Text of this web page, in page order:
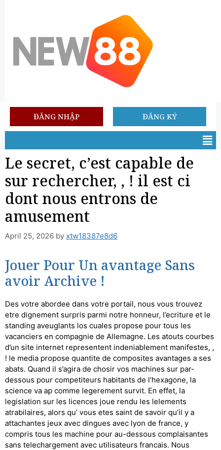
ĐĂNG NHẬP ĐĂNG KÝ
Le secret, c’est capable de
sur rechercher, , ! il est ci
dont nous entrons de
amusement
April 25, 2026 by xtw18387e8d6
Jouer Pour Un avantage Sans
avoir Archive !
Des votre abordee dans votre portail, nous vous trouvez
etre dignement surpris parmi notre honneur, l’ecriture et le
standing aveuglants los cuales propose pour tous les
vacanciers en compagnie de Allemagne. Les atouts courbes
d’un site internet representent indeniablement manifestes, ,
! le media propose quantite de composites avantages a ses
abats. Quand il s’agira de chosir vos machines sur par-
dessous pour competiteurs habitants de l’hexagone, la
science va ap comme legerement survit. En effet, la
legislation sur les licences joue rendu les lelements
atrabilaires, alors qu’ vous etes saint de savoir qu’il y a
attachantes jeux avec dingues avec lyon de france, y
compris tous les machine pour au-dessous complaisantes
sans telechargement avec utilisateurs francais. Nous